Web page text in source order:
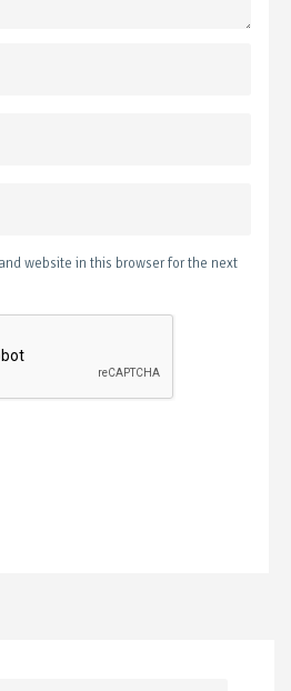
website in this browser for the next